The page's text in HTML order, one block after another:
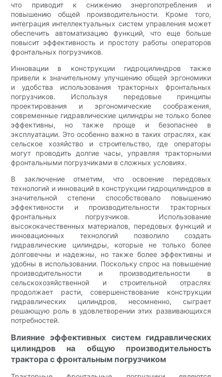
что приводит к снижению энергопотребления и
повышению общей производительности. Кроме того,
интеграция интеллектуальных систем управления может
обеспечить автоматизацию функций, что еще больше
повысит эффективность и простоту работы операторов
фронтальных погрузчиков.
Инновации в конструкции гидроцилиндров также
привели к значительному улучшению общей эргономики
и удобства использования тракторных фронтальных
погрузчиков. Используя передовые принципы
проектирования и эргономические соображения,
современные гидравлические цилиндры не только более
эффективны, но также проще и безопаснее в
эксплуатации. Это особенно важно в таких отраслях, как
сельское хозяйство и строительство, где операторы
могут проводить долгие часы, управляя тракторными
фронтальными погрузчиками в сложных условиях.
В заключение отметим, что освоение передовых
технологий и инноваций в конструкции гидроцилиндров в
значительной степени способствовало повышению
эффективности и производительности тракторных
фронтальных погрузчиков. Использование
высококачественных материалов, передовых функций и
инновационных технологий позволило создать
гидравлические цилиндры, которые не только более
долговечны и надежны, но также более эффективны и
удобны в использовании. Поскольку спрос на повышение
производительности и производительности в
сельскохозяйственной и строительной отраслях
продолжает расти, совершенствование конструкции
гидравлических цилиндров, несомненно, сыграет
решающую роль в удовлетворении этих развивающихся
потребностей.
Влияние эффективных систем гидравлических
цилиндров на общую производительность
трактора с фронтальным погрузчиком